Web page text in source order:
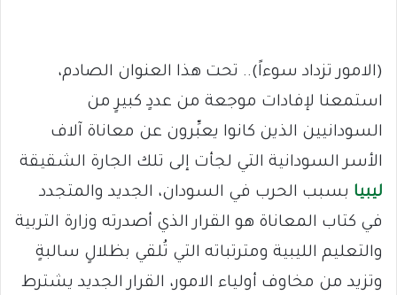
(الامور تزداد سوءاً).. تحت هذا العنوان الصادم،
استمعنا لإفادات موجعة من عددٍ كبيرٍ من
السودانيين الذين كانوا يعبِّرون عن معاناة آلاف
الأسر السودانية التي لجأت إلى تلك الجارة الشقيقة
ليبيا بسبب الحرب في السودان، الجديد والمتجدد
في كتاب المعاناة هو القرار الذي أصدرته وزارة التربية
والتعليم الليبية ومترتباته التي تُلقي بظلالٍ سالبةٍ
وتزيد من مخاوف أولياء الامور، القرار الجديد يشترط